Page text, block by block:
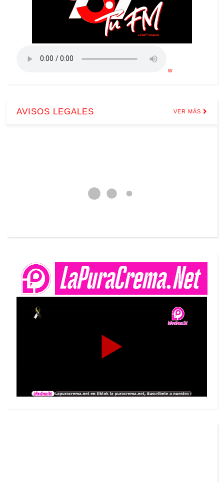
w
AVISOS LEGALES VER MÁS